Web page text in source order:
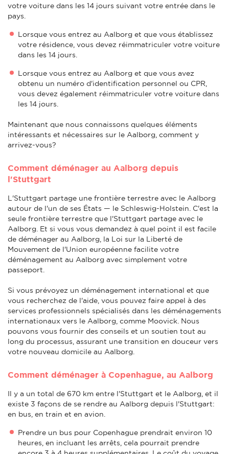
votre voiture dans les 14 jours suivant votre entrée dans le
pays.
Lorsque vous entrez au Aalborg et que vous établissez
votre résidence, vous devez réimmatriculer votre voiture
dans les 14 jours.
Lorsque vous entrez au Aalborg et que vous avez
obtenu un numéro d'identification personnel ou CPR,
vous devez également réimmatriculer votre voiture dans
les 14 jours.
Maintenant que nous connaissons quelques éléments
intéressants et nécessaires sur le Aalborg, comment y
arrivez-vous?
Comment déménager au Aalborg depuis
l'Stuttgart
L'Stuttgart partage une frontière terrestre avec le Aalborg
autour de l'un de ses États — le Schleswig-Holstein. C'est la
seule frontière terrestre que l'Stuttgart partage avec le
Aalborg. Et si vous vous demandez à quel point il est facile
de déménager au Aalborg, la Loi sur la Liberté de
Mouvement de l'Union européenne facilite votre
déménagement au Aalborg avec simplement votre
passeport.
Si vous prévoyez un déménagement international et que
vous recherchez de l'aide, vous pouvez faire appel à des
services professionnels spécialisés dans les déménagements
internationaux vers le Aalborg, comme Moovick. Nous
pouvons vous fournir des conseils et un soutien tout au
long du processus, assurant une transition en douceur vers
votre nouveau domicile au Aalborg.
Comment déménager à Copenhague, au Aalborg
Il y a un total de 670 km entre l'Stuttgart et le Aalborg, et il
existe 3 façons de se rendre au Aalborg depuis l'Stuttgart:
en bus, en train et en avion.
Prendre un bus pour Copenhague prendrait environ 10
heures, en incluant les arrêts, cela pourrait prendre